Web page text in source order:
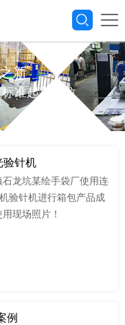
新
准起草单位
验针机
石龙坑某绘手袋厂使用连
验针机进行箱包产品成
现场照片！
例